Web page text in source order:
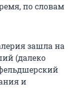
по словам
зашла на
(далеко
и